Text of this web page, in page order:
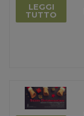
LEGGI
TUTTO